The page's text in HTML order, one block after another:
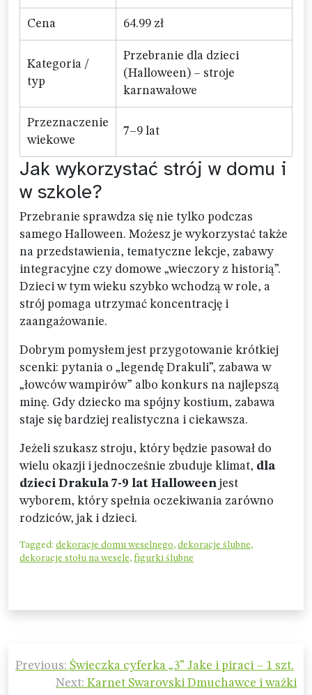
Cena 64.99 zł
Kategoria /
typ
Przebranie dla dzieci
(Halloween) – stroje
karnawałowe
Przeznaczenie
wiekowe
7–9 lat
Jak wykorzystać strój w domu i
w szkole?
Przebranie sprawdza się nie tylko podczas
samego Halloween. Możesz je wykorzystać także
na przedstawienia, tematyczne lekcje, zabawy
integracyjne czy domowe „wieczory z historią”.
Dzieci w tym wieku szybko wchodzą w role, a
strój pomaga utrzymać koncentrację i
zaangażowanie.
Dobrym pomysłem jest przygotowanie krótkiej
scenki: pytania o „legendę Drakuli”, zabawa w
„łowców wampirów” albo konkurs na najlepszą
minę. Gdy dziecko ma spójny kostium, zabawa
staje się bardziej realistyczna i ciekawsza.
Jeżeli szukasz stroju, który będzie pasował do
wielu okazji i jednocześnie zbuduje klimat, dla
dzieci Drakula 7-9 lat Halloween jest
wyborem, który spełnia oczekiwania zarówno
rodziców, jak i dzieci.
Tagged: dekoracje domu weselnego, dekoracje ślubne,
dekoracje stołu na wesele, figurki ślubne
Nawigacja
wpisu
Previous: Świeczka cyferka „3” Jake i piraci – 1 szt.
Next: Karnet Swarovski Dmuchawce i ważki